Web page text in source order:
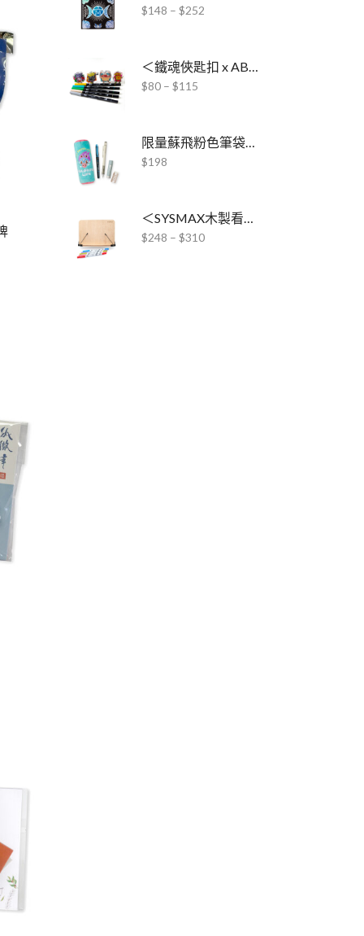
$148 – $252
＜鐵魂俠匙扣 x ABT雙頭水彩毛筆＞聯乘套裝
$80 – $115
限量蘇飛粉色筆袋文具套裝
$198
＜SYSMAX木製看書架 x ABT Pro酒精毛筆＞套裝
$248 – $310